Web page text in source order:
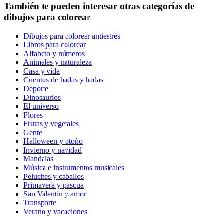
También te pueden interesar otras categorías de
dibujos para colorear
Dibujos para colorear antiestrés
Libros para colorear
Alfabeto y números
Animales y naturaleza
Casa y vida
Cuentos de hadas y hadas
Deporte
Dinosaurios
El universo
Flores
Frutas y vegetales
Gente
Halloween y otoño
Invierno y navidad
Mandalas
Música e instrumentos musicales
Peluches y caballos
Primavera y pascua
San Valentín y amor
Transporte
Verano y vacaciones